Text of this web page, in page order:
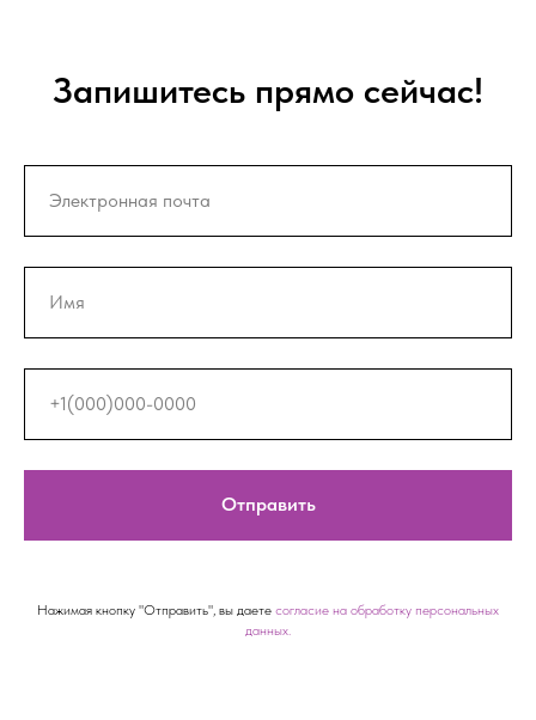
Запишитесь прямо сейчас!
Отправить
Нажимая кнопку "Отправить", вы даете согласие на обработку персональных
данных.